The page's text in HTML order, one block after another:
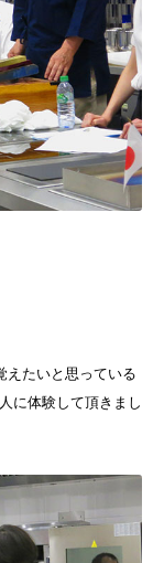
えたいと思っている
に体験して頂きまし